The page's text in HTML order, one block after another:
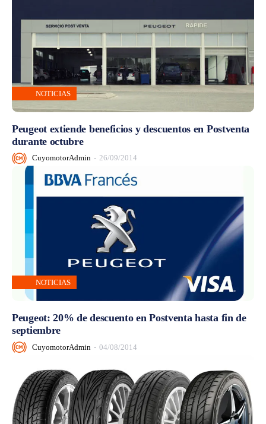
NOTICIAS
Peugeot extiende beneficios y descuentos en Postventa
durante octubre
CuyomotorAdmin - 26/09/2014
NOTICIAS
Peugeot: 20% de descuento en Postventa hasta fin de
septiembre
CuyomotorAdmin - 04/08/2014